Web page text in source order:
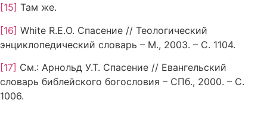
[15] Там же.
[16] White R.E.O. Спасение // Теологический
энциклопедический словарь – М., 2003. – С. 1104.
[17] См.: Арнольд У.Т. Спасение // Евангельский
словарь библейского богословия – СПб., 2000. – С.
1006.